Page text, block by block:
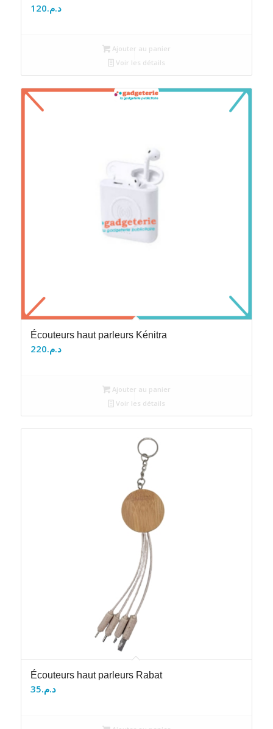
د.م.120
Ajouter au panier
Voir les détails
Écouteurs haut parleurs Kénitra
د.م.220
Ajouter au panier
Voir les détails
Écouteurs haut parleurs Rabat
د.م.35